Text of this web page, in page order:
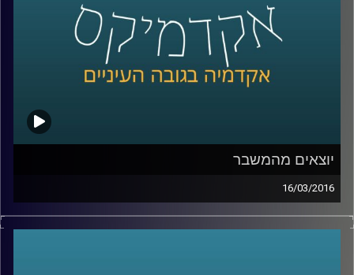
יוצאים מהמשבר
16/03/2016
ניהול קונפליקטים הוא עניין שברירי. זה נכון לכל